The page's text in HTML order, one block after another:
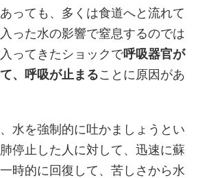
っても、多くは食道へと流れて
った水の影響で窒息するのでは
ってきたショックで呼吸器官が
、呼吸が止まることに原因があ
水を強制的に吐かましょうとい
停止した人に対して、迅速に蘇
時的に回復して、苦しさから水